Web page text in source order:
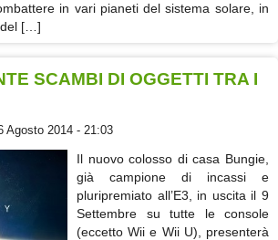
in vari pianeti del sistema solare, in
del […]
SCAMBI DI OGGETTI TRA I
Agosto 2014 - 21:03
Il nuovo colosso di casa Bungie,
già campione di incassi e
pluripremiato all’E3, in uscita il 9
Settembre su tutte le console
(eccetto Wii e Wii U), presenterà